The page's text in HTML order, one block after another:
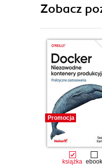
Zobacz
Promocja
książka ebook